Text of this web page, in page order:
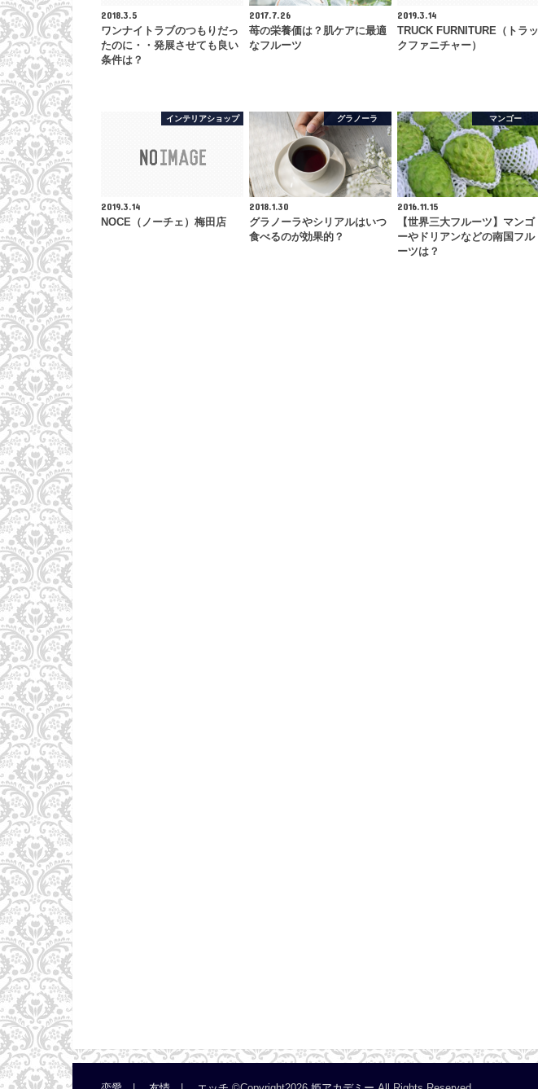
2018.3.5
ワンナイトラブのつもりだっ
たのに・・発展させても良い
条件は？
2017.7.26
苺の栄養価は？肌ケアに最適
なフルーツ
2019.3.14
TRUCK FURNITURE（トラッ
クファニチャー）
インテリアショップ
2019.3.14
NOCE（ノーチェ）梅田店
グラノーラ
2018.1.30
グラノーラやシリアルはいつ
食べるのが効果的？
マンゴー
2016.11.15
【世界三大フルーツ】マンゴ
ーやドリアンなどの南国フル
ーツは？